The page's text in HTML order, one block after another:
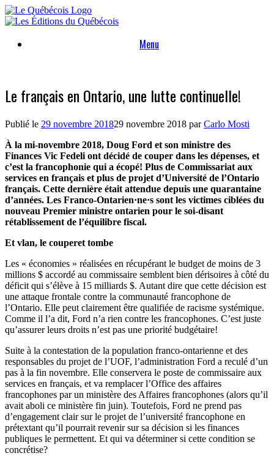
Skip
to
Menu
Le français en Ontario, une lutte continuelle!
Publié le 29 novembre 201829 novembre 2018 parCarlo Mosti
À la mi-novembre 2018, Doug Ford et son ministre des
Finances Vic Fedeli ont décidé de couper dans les dépenses, et
c’est la francophonie qui a écopé! Plus de Commissariat aux
services en français et plus de projet d’Université de l’Ontario
français. Cette dernière était attendue depuis une quarantaine
d’années. Les Franco-Ontarien·ne·s sont les victimes ciblées du
nouveau Premier ministre ontarien pour le soi-disant
rétablissement de l’équilibre fiscal.
Et vlan, le couperet tombe
Les « économies » réalisées en récupérant le budget de moins de 3
millions $ accordé au commissaire semblent bien dérisoires à côté du
déficit qui s’élève à 15 milliards $. Autant dire que cette décision est
une attaque frontale contre la communauté francophone de
l’Ontario. Elle peut clairement être qualifiée de racisme systémique.
Comme il l’a dit, Ford n’a rien contre les francophones. C’est juste
qu’assurer leurs droits n’est pas une priorité budgétaire!
Suite à la contestation de la population franco-ontarienne et des
responsables du projet de l’UOF, l’administration Ford a reculé d’un
pas à la fin novembre. Elle conservera le poste de commissaire aux
services en français, et va remplacer l’Office des affaires
francophones par un ministère des Affaires francophones (alors qu’il
avait aboli ce ministère fin juin). Toutefois, Ford ne prend pas
d’engagement clair sur le projet de l’université francophone en
prétextant qu’il pourrait revenir sur sa décision si les finances
publiques le permettent. Et qui va déterminer si cette condition se
concrétise?